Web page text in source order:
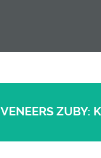
VENEERS ZUBY: